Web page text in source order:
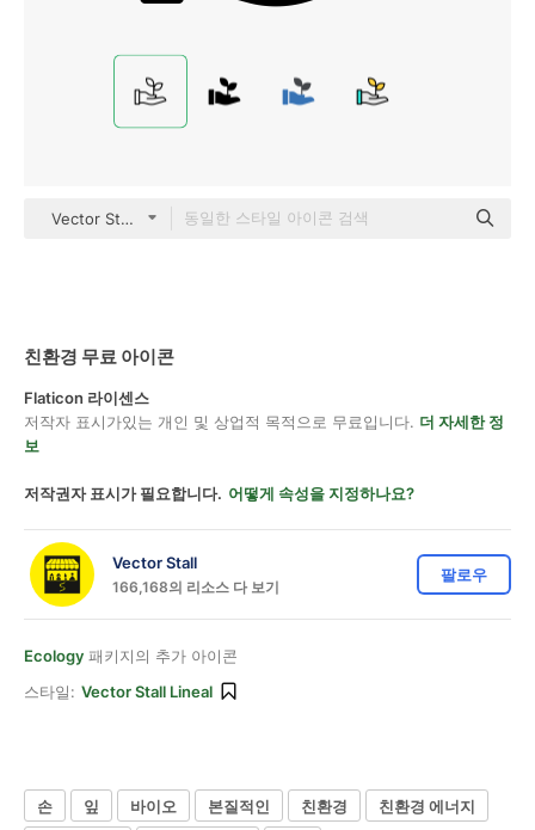
Vector Stall Lineal
친환경 무료 아이콘
Flaticon 라이센스
저작자 표시가있는 개인 및 상업적 목적으로 무료입니다. 더 자세한 정
보
저작권자 표시가 필요합니다. 어떻게 속성을 지정하나요?
Vector Stall
166,168의 리소스 다 보기
팔로우
Ecology 패키지의 추가 아이콘
스타일: Vector Stall Lineal
손 잎 바이오 본질적인 친환경
친환경 에너지